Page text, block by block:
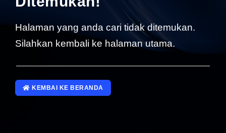
Halaman yang anda cari tidak ditemukan.
Silahkan kembali ke halaman utama.
KEMBAI KE BERANDA